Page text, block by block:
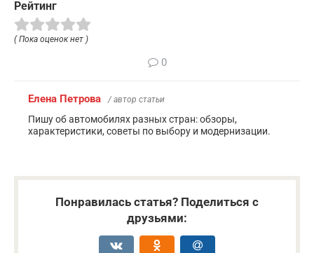
Рейтинг
( Пока оценок нет )
0
Елена Петрова / автор статьи
Пишу об автомобилях разных стран: обзоры,
характеристики, советы по выбору и модернизации.
Понравилась статья? Поделиться с
друзьями: